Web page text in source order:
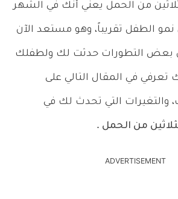
الحقيقية
والكاذبة
من الحمل يعني أنك في الشهر
نمو الطفل تقريباً، وهو مستعد الآن
بعض التطورات حدثت لك ولطفلك
تعرفي في المقال التالي على
والتغيرات التي تحدث لك في
من الحمل .
ADVERTISEMENT